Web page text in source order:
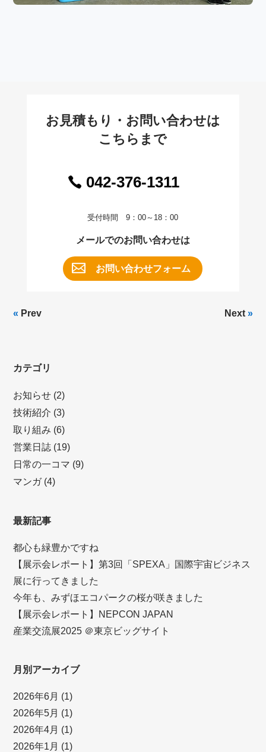
お見積もり・お問い合わせは
こちらまで
042-376-1311
受付時間 9：00～18：00
メールでのお問い合わせは
お問い合わせフォーム
« Prev Next»
カテゴリ
お知らせ (2)
技術紹介 (3)
取り組み (6)
営業日誌 (19)
日常の一コマ (9)
マンガ(4)
最新記事
都心も緑豊かですね
【展示会レポート】第3回「SPEXA」国際宇宙ビジネス
展に行ってきました
今年も、みずほエコパークの桜が咲きました
【展示会レポート】NEPCON JAPAN
産業交流展2025 ＠東京ビッグサイト
月別アーカイブ
2026年6月 (1)
2026年5月 (1)
2026年4月 (1)
2026年1月 (1)